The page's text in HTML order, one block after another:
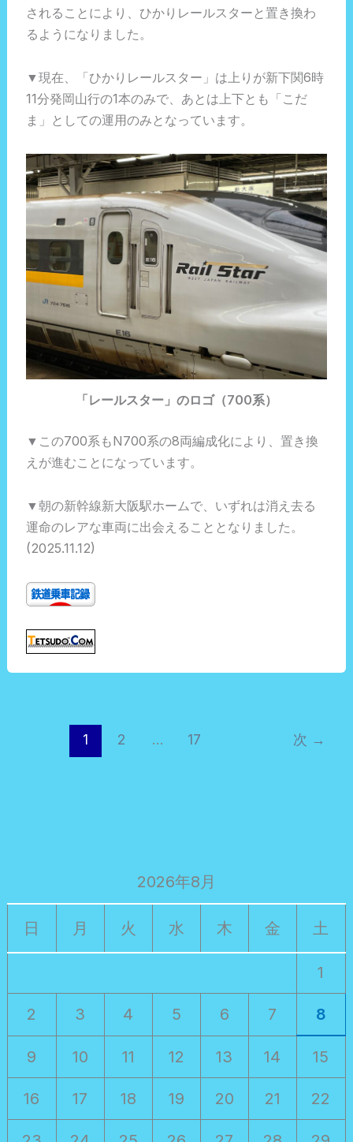
2026年8月
日 月 火 水 木 金 土
1
2 3 4 5 6 7 8
9 10 11 12 13 14 15
16 17 18 19 20 21 22
されることにより、ひかりレールスターと置き換わ
るようになりました。
▼現在、「ひかりレールスター」は上りが新下関6時
11分発岡山行の1本のみで、あとは上下とも「こだ
ま」としての運用のみとなっています。
「レールスター」のロゴ（700系）
▼この700系もN700系の8両編成化により、置き換
えが進むことになっています。
▼朝の新幹線新大阪駅ホームで、いずれは消え去る
運命のレアな車両に出会えることとなりました。
(2025.11.12)
1 2 … 17 次 →